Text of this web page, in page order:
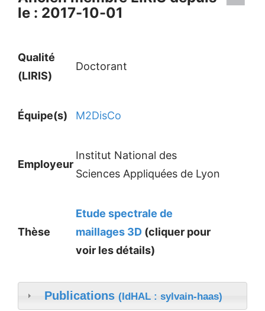
le : 2017-10-01
Qualité
(LIRIS)
Doctorant
Équipe(s) M2DisCo
Employeur
Institut National des
Sciences Appliquées de Lyon
Thèse
Etude spectrale de
maillages 3D (cliquer pour
voir les détails)
Publications (IdHAL : sylvain-haas)